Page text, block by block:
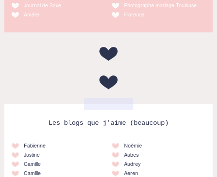
Journal de Saxe
Amélie
Photographe mariage Toulouse
Florence
Les blogs que j'aime (beaucoup)
Fabienne
Justine
Camille
Camille
Noémie
Aubes
Audrey
Aeren